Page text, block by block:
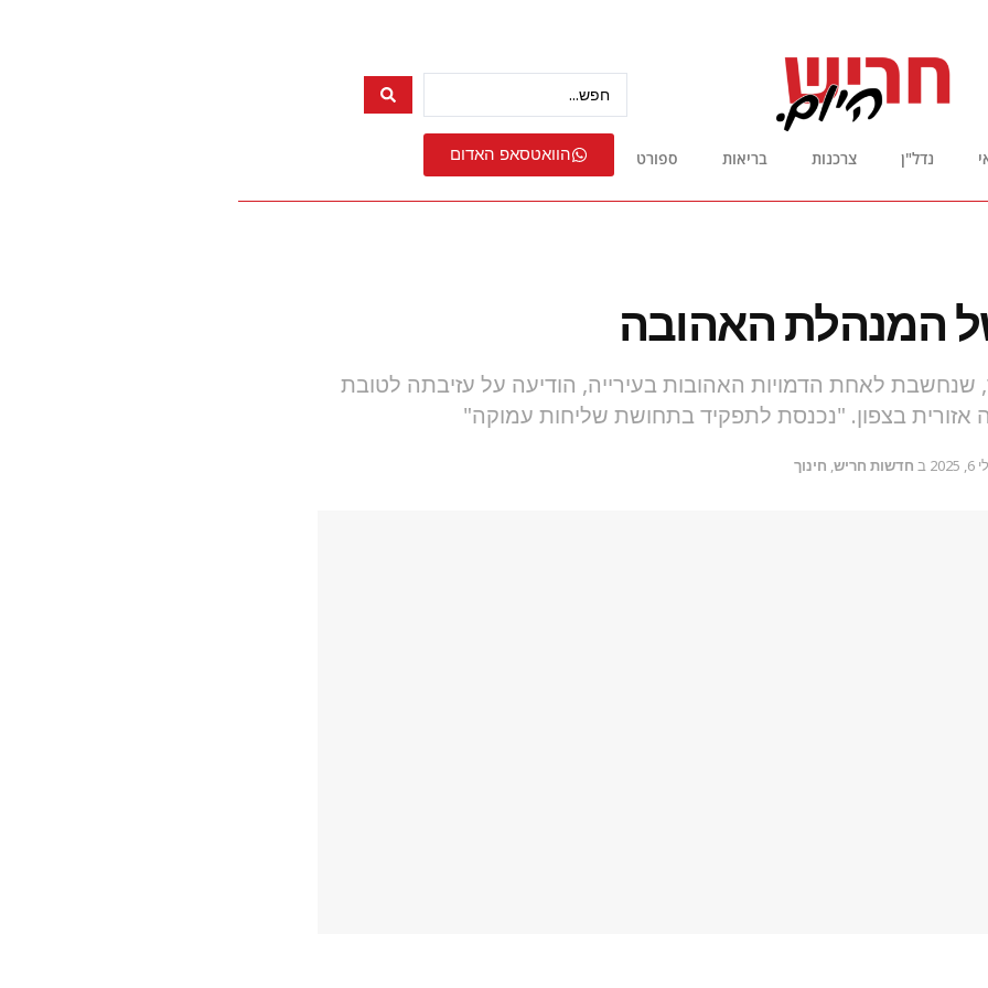
נדל"ן צרכנות בריאות ספורט הוואטסאפ האדום
המנהלת האהובה
שנחשבת לאחת הדמויות האהובות בעירייה, הודיעה על עזיבתה לטובת
בצפון. "נכנסת לתפקיד בתחושת שליחות עמוקה"
ב חדשות חריש, חינוך